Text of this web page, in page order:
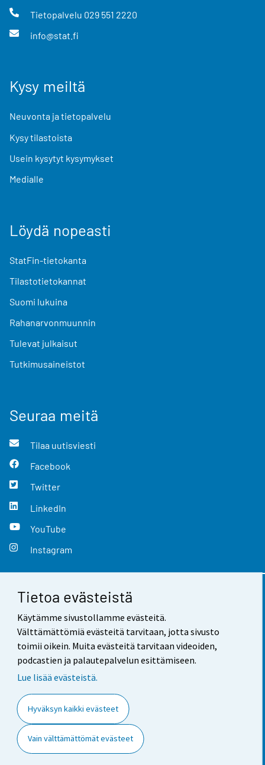
Tietoa evästeistä
Käytämme sivustollamme evästeitä.
Välttämättömiä evästeitä tarvitaan, jotta sivusto
toimii oikein. Muita evästeitä tarvitaan videoiden,
podcastien ja palautepalvelun esittämiseen.
Lue lisää evästeistä.
Hyväksyn kaikki evästeet
Vain välttämättömät evästeet
Tietopalvelu 029 551 2220
info@stat.fi
Kysy meiltä
Neuvonta ja tietopalvelu
Kysy tilastoista
Usein kysytyt kysymykset
Medialle
Löydä nopeasti
StatFin-tietokanta
Tilastotietokannat
Suomi lukuina
Rahanarvonmuunnin
Tulevat julkaisut
Tutkimusaineistot
Seuraa meitä
Tilaa uutisviesti
Facebook
Twitter
LinkedIn
YouTube
Instagram
Yhteystiedot
Palaute
Käyttöehdot
Saavutettavuus
Tietoa sivustosta
Evästeasetukset